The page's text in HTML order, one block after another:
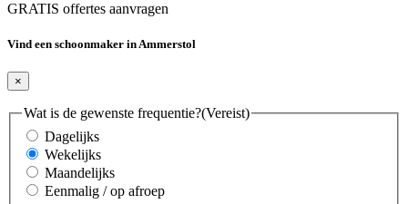
GRATIS offertes aanvragen
Vind een schoonmaker in Ammerstol
×
Wat is de gewenste frequentie?(Vereist)
Dagelijks
Wekelijks
Maandelijks
Eenmalig / op afroep